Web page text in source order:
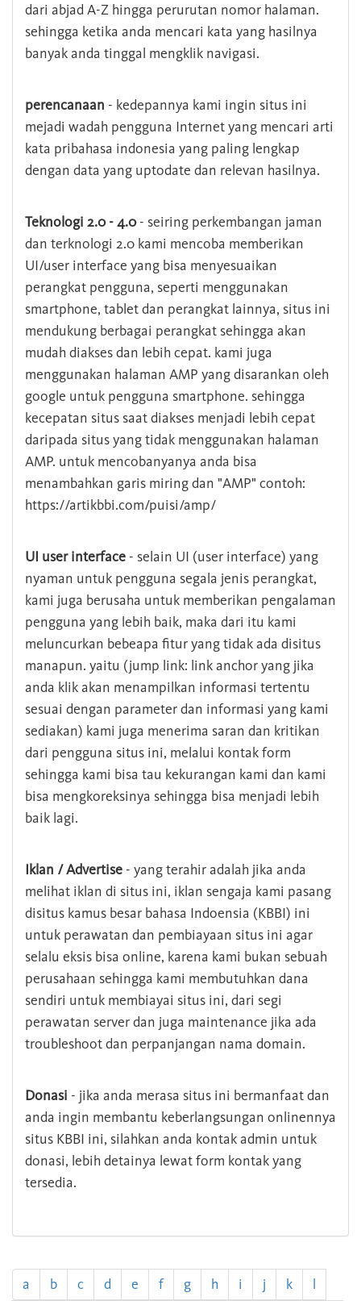
dari abjad A-Z hingga perurutan nomor halaman.
sehingga ketika anda mencari kata yang hasilnya
banyak anda tinggal mengklik navigasi.
perencanaan - kedepannya kami ingin situs ini
mejadi wadah pengguna Internet yang mencari arti
kata pribahasa indonesia yang paling lengkap
dengan data yang uptodate dan relevan hasilnya.
Teknologi 2.0 - 4.0- seiring perkembangan jaman
dan terknologi 2.0 kami mencoba memberikan
UI/user interface yang bisa menyesuaikan
perangkat pengguna, seperti menggunakan
smartphone, tablet dan perangkat lainnya, situs ini
mendukung berbagai perangkat sehingga akan
mudah diakses dan lebih cepat. kami juga
menggunakan halaman AMP yang disarankan oleh
google untuk pengguna smartphone. sehingga
kecepatan situs saat diakses menjadi lebih cepat
daripada situs yang tidak menggunakan halaman
AMP. untuk mencobanyanya anda bisa
menambahkan garis miring dan "AMP" contoh:
https://artikbbi.com/puisi/amp/
UI user interface - selain UI (user interface) yang
nyaman untuk pengguna segala jenis perangkat,
kami juga berusaha untuk memberikan pengalaman
pengguna yang lebih baik, maka dari itu kami
meluncurkan bebeapa fitur yang tidak ada disitus
manapun. yaitu (jump link: link anchor yang jika
anda klik akan menampilkan informasi tertentu
sesuai dengan parameter dan informasi yang kami
sediakan) kami juga menerima saran dan kritikan
dari pengguna situs ini, melalui kontak form
sehingga kami bisa tau kekurangan kami dan kami
bisa mengkoreksinya sehingga bisa menjadi lebih
baik lagi.
Iklan / Advertise - yang terahir adalah jika anda
melihat iklan di situs ini, iklan sengaja kami pasang
disitus kamus besar bahasa Indoensia (KBBI) ini
untuk perawatan dan pembiayaan situs ini agar
selalu eksis bisa online, karena kami bukan sebuah
perusahaan sehingga kami membutuhkan dana
sendiri untuk membiayai situs ini, dari segi
perawatan server dan juga maintenance jika ada
troubleshoot dan perpanjangan nama domain.
Donasi - jika anda merasa situs ini bermanfaat dan
anda ingin membantu keberlangsungan onlinennya
situs KBBI ini, silahkan anda kontak admin untuk
donasi, lebih detainya lewat form kontak yang
tersedia.
a b c d e f g h i j k l